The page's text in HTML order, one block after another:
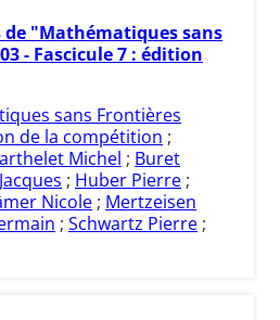
de "Mathématiques sans
- Fascicule 7 : édition
sans Frontières
de la compétition ;
Michel ; Buret
; Huber Pierre ;
Nicole ; Mertzeisen
; Schwartz Pierre ;